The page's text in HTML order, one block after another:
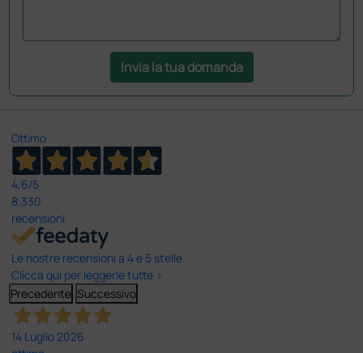
Invia la tua domanda
Ottimo
4,6/5
8.330
recensioni
Le nostre recensioni a 4 e 5 stelle.
Clicca qui per leggerle tutte >
Precedente Successivo
14 Luglio 2026